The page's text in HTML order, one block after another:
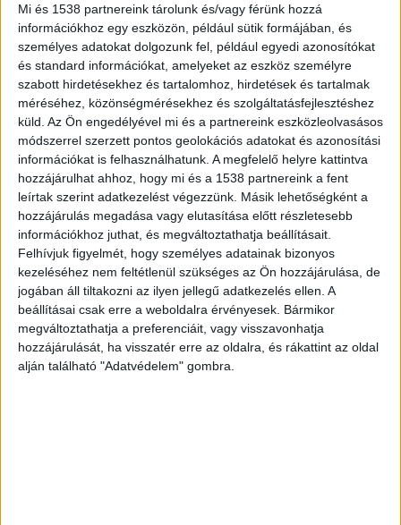
Mi és 1538 partnereink tárolunk és/vagy férünk hozzá
információkhoz egy eszközön, például sütik formájában, és
személyes adatokat dolgozunk fel, például egyedi azonosítókat
és standard információkat, amelyeket az eszköz személyre
szabott hirdetésekhez és tartalomhoz, hirdetések és tartalmak
méréséhez, közönségmérésekhez és szolgáltatásfejlesztéshez
küld. Az Ön engedélyével mi és a partnereink eszközleolvasásos
módszerrel szerzett pontos geolokációs adatokat és azonosítási
információkat is felhasználhatunk. A megfelelő helyre kattintva
hozzájárulhat ahhoz, hogy mi és a 1538 partnereink a fent
leírtak szerint adatkezelést végezzünk. Másik lehetőségként a
hozzájárulás megadása vagy elutasítása előtt részletesebb
információkhoz juthat, és megváltoztathatja beállításait.
Felhívjuk figyelmét, hogy személyes adatainak bizonyos
kezeléséhez nem feltétlenül szükséges az Ön hozzájárulása, de
jogában áll tiltakozni az ilyen jellegű adatkezelés ellen. A
beállításai csak erre a weboldalra érvényesek. Bármikor
megváltoztathatja a preferenciáit, vagy visszavonhatja
hozzájárulását, ha visszatér erre az oldalra, és rákattint az oldal
alján található "Adatvédelem" gombra.
Miniszterelnöki vészjelzés a Parlamentben
Magyar Péter hétfő délután az Országházban
közvetlenül a magyar emberekhez fordult a
hőségriadó és a kritikus ivóvízhelyzet miatt. A
miniszterelnök beszédében hangsúlyozta: a
kormányhoz egyre több településről és régióból
érkeznek értesítések arról, hogy azonnali
hatállyal kötelező vízkorlátozásokat kell
elrendelni. A kormányfő nyomatékosította, hogy
a jelenlegi helyzetben nem szabad megvárni,
amíg a lakossági szolgáltatás teljesen
működésképtelenné válik, és a csapok végleg
kiszáradnak.A BudapestKörnyéke.hu hírportál